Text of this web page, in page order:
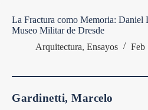
La Fractura como Memoria: Daniel
Museo Militar de Dresde
Arquitectura, Ensayos Feb
Gardinetti, Marcelo